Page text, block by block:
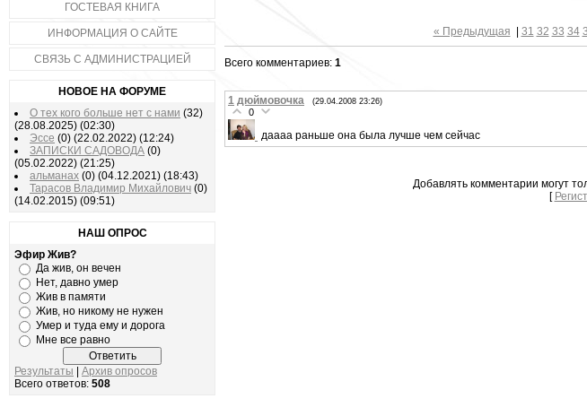
ГОСТЕВАЯ КНИГА
ИНФОРМАЦИЯ О САЙТЕ
СВЯЗЬ С АДМИНИСТРАЦИЕЙ
НОВОЕ НА ФОРУМЕ
О тех кого больше нет с нами (32)
(28.08.2025) (02:30)
Эссе (0) (22.02.2022) (12:24)
ЗАПИСКИ САДОВОДА (0)
(05.02.2022) (21:25)
альманах (0) (04.12.2021) (18:43)
Тарасов Владимир Михайлович (0)
(14.02.2015) (09:51)
НАШ ОПРОС
Эфир Жив?
Да жив, он вечен
Нет, давно умер
Жив в памяти
Жив, но никому не нужен
Умер и туда ему и дорога
Мне все равно
Результаты
Архив опросов
Всего ответов: 508
« Предыдущая 31 32 33 34
Всего комментариев: 1
1 дюймовочка (29.04.2008 23:26)
0
даааа раньше она была лучше чем сейчас
Добавлять комментарии могут
[